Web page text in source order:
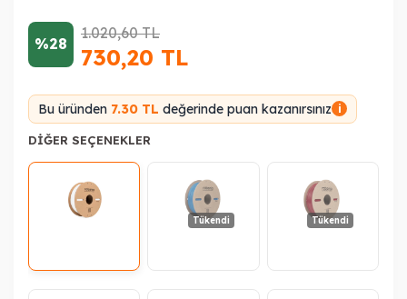
%28
1.020,60TL
730,20 TL
Bu üründen 7.30 TL değerinde puan kazanırsınız i
DIĞER SEÇENEKLER
Tükendi Tükendi